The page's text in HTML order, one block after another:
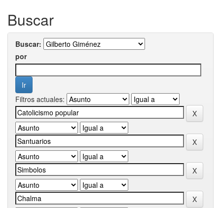
Buscar
Buscar:
por
Filtros actuales: